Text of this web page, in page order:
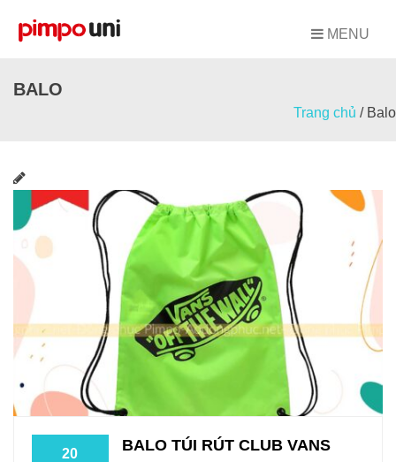
MENU
BALO
Trang chủ / Balo
20 BALO TÚI RÚT CLUB VANS